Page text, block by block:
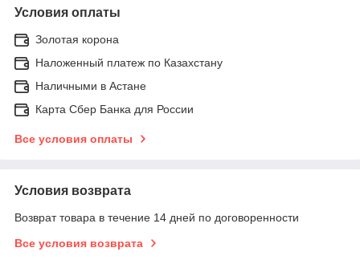
Условия оплаты
Золотая корона
Наложенный платеж по Казахстану
Наличными в Астане
Карта Сбер Банка для России
Все условия оплаты
Условия возврата
Возврат товара в течение 14 дней по договоренности
Все условия возврата